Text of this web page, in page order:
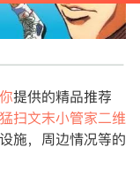
提供的精品推荐
猛扫文末小管家二维
施，周边情况等的